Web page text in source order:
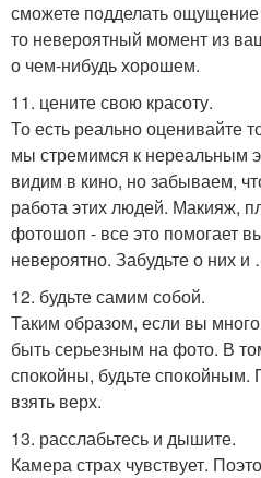
сможете подделать ощущение
то невероятный момент из
о чем-нибудь хорошем.
11. цените свою красоту.
То есть реально оценивайте
мы стремимся к нереальным
видим в кино, но забываем,
работа этих людей. Макияж,
фотошоп - все это помогает
невероятно. Забудьте о них и
12. будьте самим собой.
Таким образом, если вы
быть серьезным на фото. В
спокойны, будьте спокойным.
взять верх.
13. расслабьтесь и дышите.
Камера страх чувствует.